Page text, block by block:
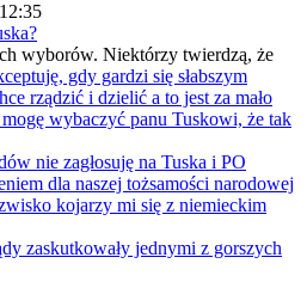
wyborów. Niektórzy twierdzą, że
gdy gardzi się słabszym
rządzić i dzielić a to jest za mało
wybaczyć panu Tuskowi, że tak
nie zagłosuję na Tuska i PO
dla naszej tożsamości narodowej
kojarzy mi się z niemieckim
zaskutkowały jednymi z gorszych